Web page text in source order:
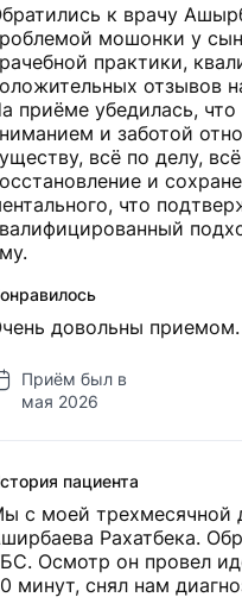
к врачу
мошонки у
практики,
отзывов
приёме убедилась,
и заботой
всё по делу,
и
что
довольны приемом.
Приём был в
мая 2026
пациента
с моей трехмесячной
Рахатбека.
Осмотр он провел
минут, снял нам